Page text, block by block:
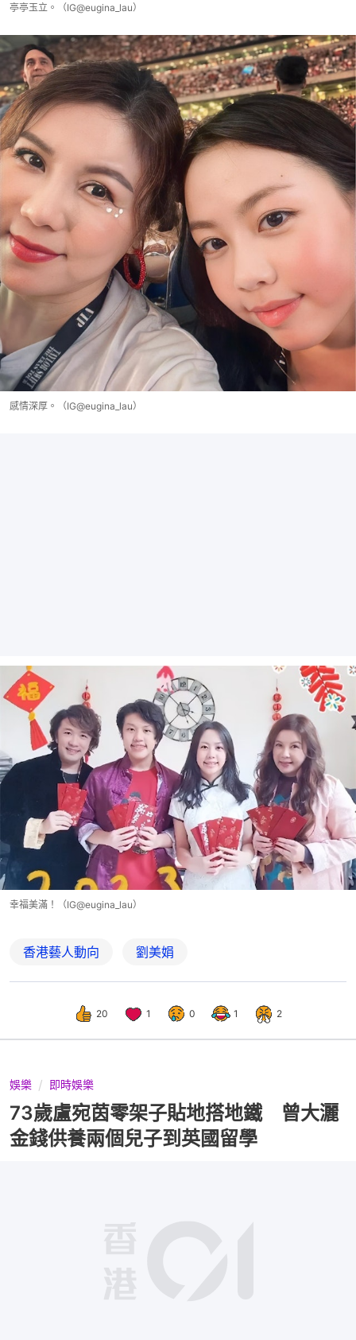
亭亭玉立。（IG@eugina_lau）
感情深厚。（IG@eugina_lau）
幸福美滿！（IG@eugina_lau）
香港藝人動向 劉美娟
20 1 0 1 2
娛樂 即時娛樂
73歲盧宛茵零架子貼地搭地鐵 曾大灑
金錢供養兩個兒子到英國留學